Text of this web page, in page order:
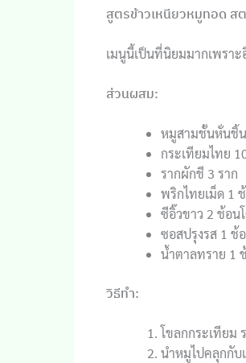
สูตรข้าวเหนียวหมูทอด ส
เมนูนี้เป็นที่นิยมมากเพรา
ส่วนผสม:
หมูสามชั้นหั่นชิ้น
กระเทียมไทย
รากผักชี 3 ราก
พริกไทยเม็ด 1
ซีอิ๊วขาว 2 ช้อน
ซอสปรุงรส 1 ช้
น้ำตาลทราย 1
วิธีทำ:
โขลกกระเทียม
นำหมูไปคลุกกับ